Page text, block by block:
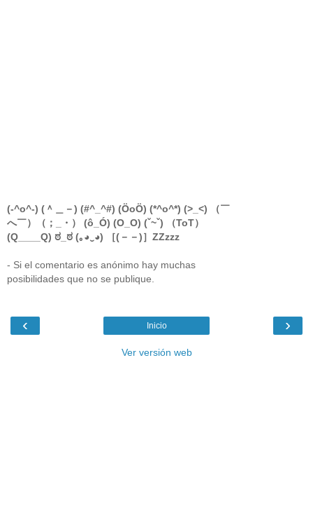
(-^o^-) (＾＿－) (#^_^#) (ÖoÖ) (*^o^*) (>_<) （￣
へ￣）（；_・） (ô_Ó) (O_O) (ˇ~ˇ) （ToT）
(Q____Q) ಠ_ಠ (｡◕‿◕) ［(－－)］ZZzzz
- Si el comentario es anónimo hay muchas
posibilidades que no se publique.
‹ ›
Inicio
Ver versión web